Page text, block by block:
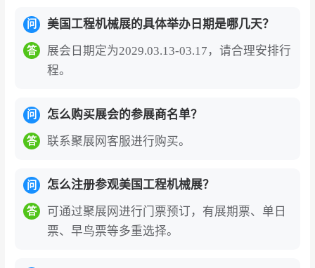
智能技术成为展商比拼的焦点。展商普遍以成套
化解决方案替代单一产品展示，反映行业从“卖设
备”向“提供系统服务”的转型趋势。
接国际资源、展示创新实力的战略门户。
展会共有超过400家中国企业参展，包括徐工、三
一、中联重科、柳工、临工等龙头企业，以及众
多核心零部件企业。展会为中国企业提供了与国
际一流品牌同台竞技、深度对接北美及全球高端
客户的战略平台。中国参展企业在展会期间发布
全球新品、展示智能化与电动化最新成果，收获
问 美国工程机械展的具体举办日期是哪几天？
答
展会日期定为2029.03.13-03.17，请合理安排行
程。
问 怎么购买展会的参展商名单？
答 联系聚展网客服进行购买。
问 怎么注册参观美国工程机械展？
答
可通过聚展网进行门票预订，有展期票、单日
票、早鸟票等多重选择。